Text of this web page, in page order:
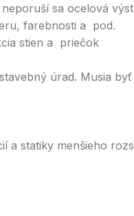
sa ocelová
farebnosti a pod.
stien a priečok
úrad. Musia
a statiky menšieho